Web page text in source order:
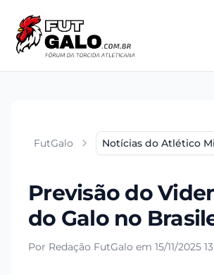
FutGalo Notícias do Atlético
Previsão do
do Galo no
Por Redação FutGalo em 15/11/2025